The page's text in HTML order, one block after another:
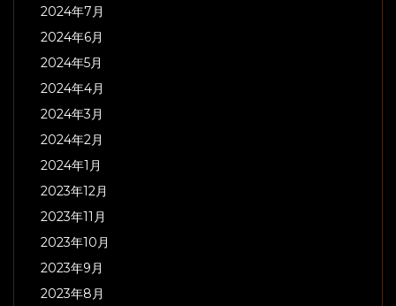
2024年7月
2024年6月
2024年5月
2024年4月
2024年3月
2024年2月
2024年1月
2023年12月
2023年11月
2023年10月
2023年9月
2023年8月